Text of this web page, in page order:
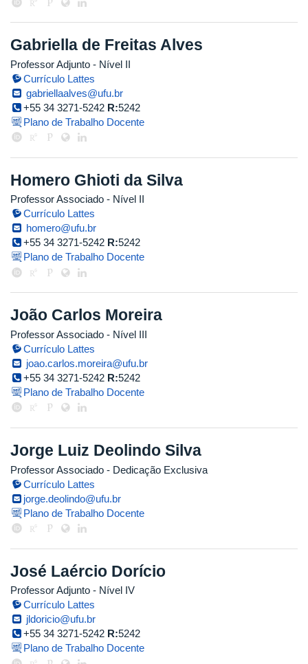
Gabriella de Freitas Alves
Professor Adjunto - Nível II
Currículo Lattes
gabriellaalves@ufu.br
+55 34 3271-5242 R:5242
Plano de Trabalho Docente
Homero Ghioti da Silva
Professor Associado - Nível II
Currículo Lattes
homero@ufu.br
+55 34 3271-5242 R:5242
Plano de Trabalho Docente
João Carlos Moreira
Professor Associado - Nível III
Currículo Lattes
joao.carlos.moreira@ufu.br
+55 34 3271-5242 R:5242
Plano de Trabalho Docente
Jorge Luiz Deolindo Silva
Professor Associado - Dedicação Exclusiva
Currículo Lattes
jorge.deolindo@ufu.br
Plano de Trabalho Docente
José Laércio Dorício
Professor Adjunto - Nível IV
Currículo Lattes
jldoricio@ufu.br
+55 34 3271-5242 R:5242
Plano de Trabalho Docente